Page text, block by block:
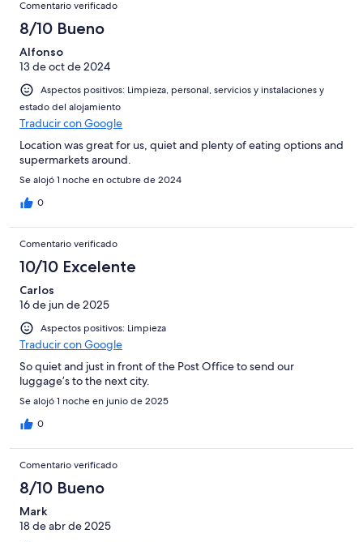
Comentario verificado
8/10 Bueno
Alfonso
13 de oct de 2024
Aspectos positivos: Limpieza, personal, servicios y instalaciones y
estado del alojamiento
Traducir con Google
Location was great for us, quiet and plenty of eating options and
supermarkets around.
Se alojó 1 noche en octubre de 2024
0
Comentario verificado
10/10 Excelente
Carlos
16 de jun de 2025
Aspectos positivos: Limpieza
Traducir con Google
So quiet and just in front of the Post Office to send our
luggage’s to the next city.
Se alojó 1 noche en junio de 2025
0
Comentario verificado
8/10 Bueno
Mark
18 de abr de 2025